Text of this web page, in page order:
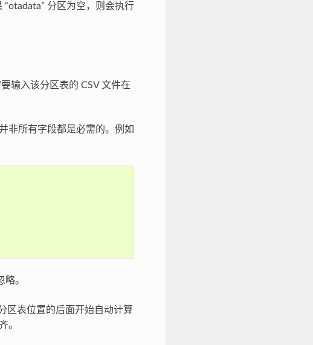
分区为空，则会执行
输入该分区表的 CSV 文件在
非所有字段都是必需的。例如
。
区表位置的后面开始自动计算
。